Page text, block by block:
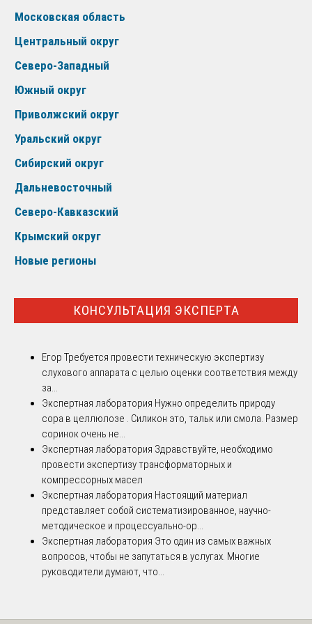
Московская область
Центральный округ
Северо-Западный
Южный округ
Приволжский округ
Уральский округ
Сибирский округ
Дальневосточный
Северо-Кавказский
Крымский округ
Новые регионы
КОНСУЛЬТАЦИЯ ЭКСПЕРТА
Егор Требуется провести техническую экспертизу
слухового аппарата с целью оценки соответствия между
за...
Экспертная лаборатория Нужно определить природу
сора в целлюлозе . Силикон это, тальк или смола. Размер
соринок очень не...
Экспертная лаборатория Здравствуйте, необходимо
провести экспертизу трансформаторных и
компрессорных масел
Экспертная лаборатория Настоящий материал
представляет собой систематизированное, научно-
методическое и процессуально-ор...
Экспертная лаборатория Это один из самых важных
вопросов, чтобы не запутаться в услугах. Многие
руководители думают, что...